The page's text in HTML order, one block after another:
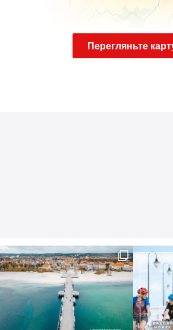
Перегляньте